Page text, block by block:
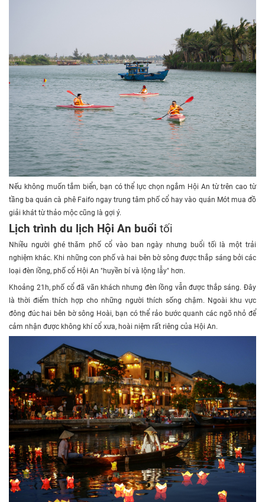
Nếu không muốn tắm biển, bạn có thể lực chọn ngắm Hội An từ trên cao từ
tầng ba quán cà phê Faifo ngay trung tâm phố cổ hay vào quán Mót mua đồ
giải khát từ thảo mộc cũng là gợi ý.
Lịch trình du lịch Hội An buổi tối
Nhiều người ghé thăm phố cổ vào ban ngày nhưng buổi tối là một trải
nghiệm khác. Khi những con phố và hai bên bờ sông được thắp sáng bởi các
loại đèn lồng, phố cổ Hội An "huyền bí và lộng lẫy" hơn.
Khoảng 21h, phố cổ đã vãn khách nhưng đèn lồng vẫn được thắp sáng. Đây
là thời điểm thích hợp cho những người thích sống chậm. Ngoài khu vực
đông đúc hai bên bờ sông Hoài, bạn có thể rảo bước quanh các ngõ nhỏ để
cảm nhận được không khí cổ xưa, hoài niệm rất riêng của Hội An.